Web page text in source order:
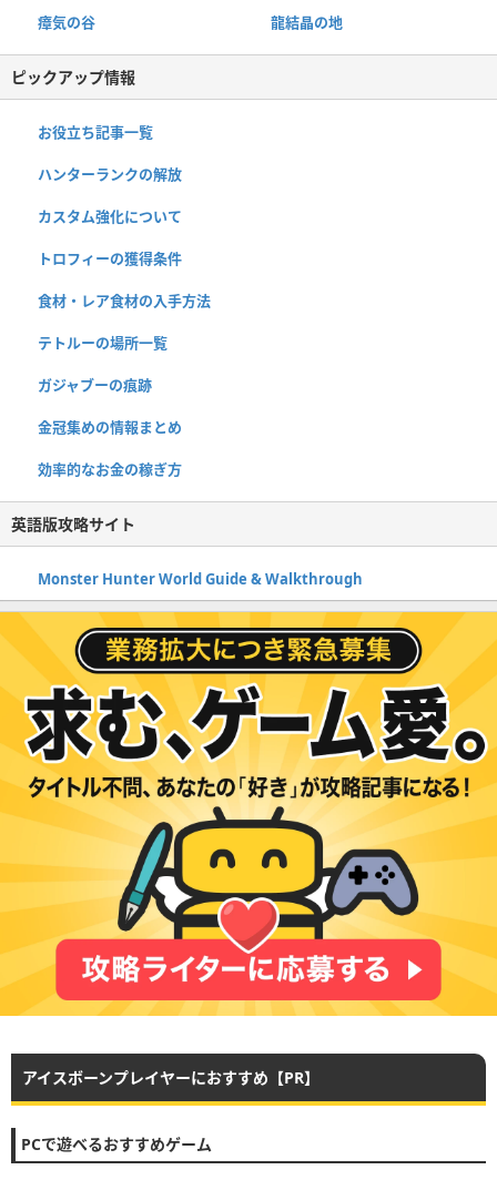
瘴気の谷 龍結晶の地
ピックアップ情報
お役立ち記事一覧
ハンターランクの解放
カスタム強化について
トロフィーの獲得条件
食材・レア食材の入手方法
テトルーの場所一覧
ガジャブーの痕跡
金冠集めの情報まとめ
効率的なお金の稼ぎ方
英語版攻略サイト
Monster Hunter World Guide & Walkthrough
アイスボーンプレイヤーにおすすめ【PR】
PCで遊べるおすすめゲーム